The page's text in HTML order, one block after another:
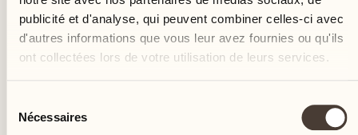
publicité et d'analyse, qui peuvent combiner celles-ci avec
d'autres informations que vous leur avez fournies ou qu'ils
ont collectées lors de votre utilisation de leurs services.
Nécessaires
Nom *